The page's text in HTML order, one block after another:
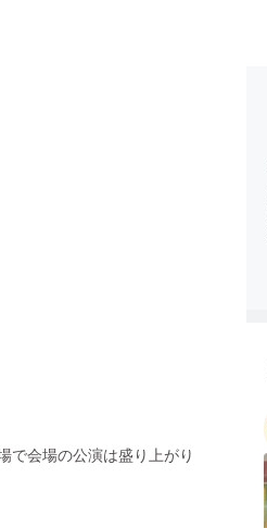
で会場の公演は盛り上がり